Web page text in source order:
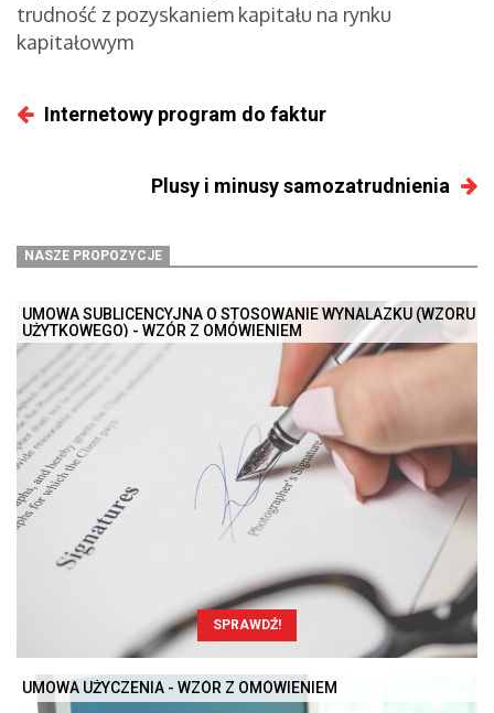
trudność z pozyskaniem kapitału na rynku
kapitałowym
Internetowy program do faktur
Plusy i minusy samozatrudnienia
NASZE PROPOZYCJE
UMOWA SUBLICENCYJNA O STOSOWANIE WYNALAZKU (WZORU
UŻYTKOWEGO) - WZÓR Z OMÓWIENIEM
SPRAWDŹ!
UMOWA UŻYCZENIA - WZÓR Z OMÓWIENIEM